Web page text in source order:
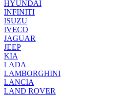
HYUNDAI
INFINITI
ISUZU
IVECO
JAGUAR
JEEP
KIA
LADA
LAMBORGHINI
LANCIA
LAND ROVER